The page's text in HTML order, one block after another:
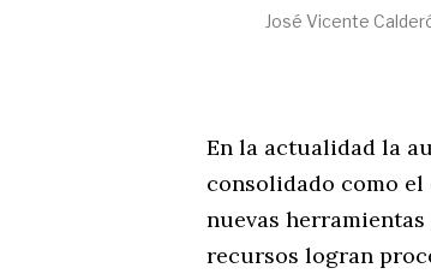
José Vicente
En la actualidad la
consolidado como
nuevas
recursos logran